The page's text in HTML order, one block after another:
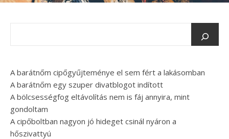
A barátnőm cipőgyűjteménye el sem fért a lakásomban
A barátnőm egy szuper divatblogot indított
A bölcsességfog eltávolítás nem is fáj annyira, mint
gondoltam
A cipőboltban nagyon jó hideget csinál nyáron a
hőszivattyú